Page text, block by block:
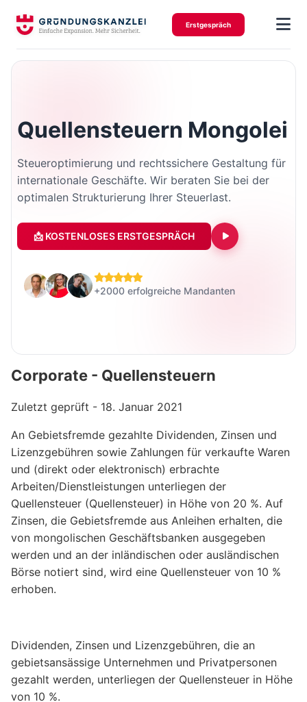
Erstgespräch
Quellensteuern Mongolei
Steueroptimierung und rechtssichere Gestaltung für
internationale Geschäfte. Wir beraten Sie bei der
optimalen Strukturierung Ihrer Steuerlast.
📩 KOSTENLOSES ERSTGESPRÄCH
+2000 erfolgreiche Mandanten
Corporate - Quellensteuern
Zuletzt geprüft - 18. Januar 2021
An Gebietsfremde gezahlte Dividenden, Zinsen und
Lizenzgebühren sowie Zahlungen für verkaufte Waren
und (direkt oder elektronisch) erbrachte
Arbeiten/Dienstleistungen unterliegen der
Quellensteuer (Quellensteuer) in Höhe von 20 %. Auf
Zinsen, die Gebietsfremde aus Anleihen erhalten, die
von mongolischen Geschäftsbanken ausgegeben
werden und an der inländischen oder ausländischen
Börse notiert sind, wird eine Quellensteuer von 10 %
erhoben.
Dividenden, Zinsen und Lizenzgebühren, die an
gebietsansässige Unternehmen und Privatpersonen
gezahlt werden, unterliegen der Quellensteuer in Höhe
von 10 %.